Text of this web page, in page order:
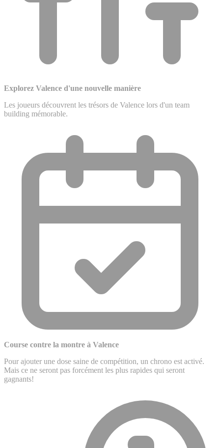
Explorez Valence d'une nouvelle manière
Les joueurs découvrent les trésors de Valence lors d'un team
building mémorable.
Course contre la montre à Valence
Pour ajouter une dose saine de compétition, un chrono est activé.
Mais ce ne seront pas forcément les plus rapides qui seront
gagnants!